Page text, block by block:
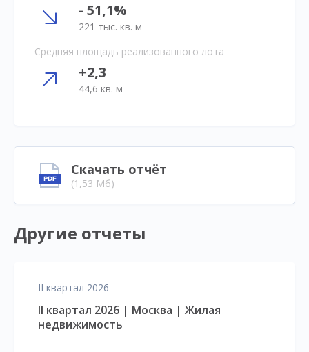
- 51,1%
221 тыс. кв. м
Средняя площадь реализованного лота
+2,3
44,6 кв. м
Скачать отчёт
(1,53 Мб)
Другие отчеты
II квартал 2026
II квартал 2026 | Москва | Жилая
недвижимость